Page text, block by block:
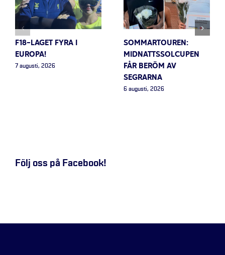
F18-LAGET FYRA I
EUROPA!
7 augusti, 2026
SOMMARTOUREN:
MIDNATTSSOLCUPEN
FÅR BERÖM AV
SEGRARNA
6 augusti, 2026
Följ oss på Facebook!